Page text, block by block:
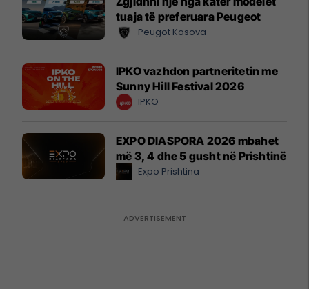
tuaja të preferuara Peugeot
Peugot Kosova
IPKO vazhdon partneritetin me
Sunny Hill Festival 2026
IPKO
EXPO DIASPORA 2026 mbahet
më 3, 4 dhe 5 gusht në Prishtinë
Expo Prishtina